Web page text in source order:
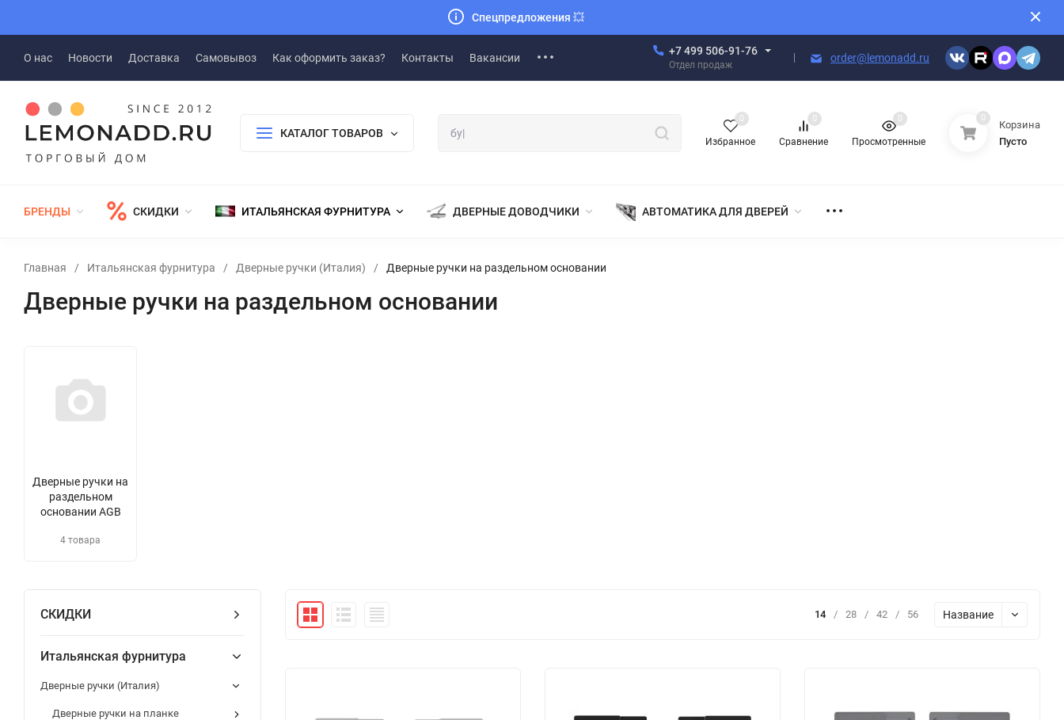
Спецпредложения 💥
О нас Новости Доставка Самовывоз Как оформить заказ? Контакты Вакансии
+7 499 506-91-76
Отдел продаж
order@lemonadd.ru
КАТАЛОГ ТОВАРОВ
Избранное
0
Сравнение
0
Просмотренные
0 0
Корзина
Пусто
БРЕНДЫ СКИДКИ ИТАЛЬЯНСКАЯ ФУРНИТУРА ДВЕРНЫЕ ДОВОДЧИКИ АВТОМАТИКА ДЛЯ ДВЕРЕЙ
Главная / Итальянская фурнитура / Дверные ручки (Италия) / Дверные ручки на раздельном основании
Дверные ручки на раздельном основании
Дверные ручки на
раздельном
основании AGB
4 товара
СКИДКИ
Итальянская фурнитура
Дверные ручки (Италия)
Дверные ручки на планке
14 / 28 / 42 / 56 Название